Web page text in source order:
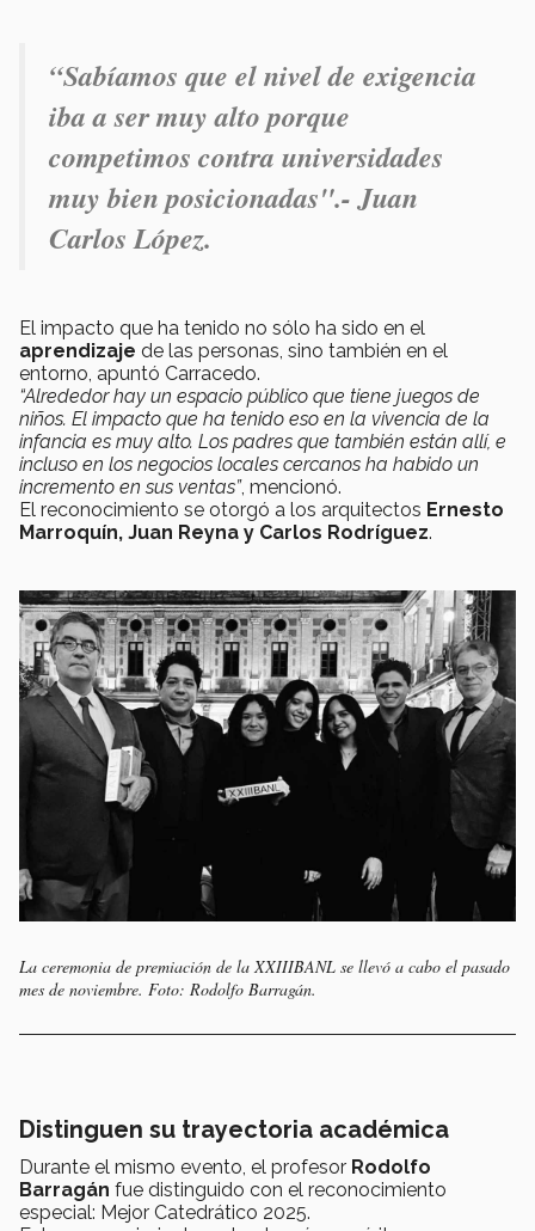
“Sabíamos que el nivel de exigencia
iba a ser muy alto porque
competimos contra universidades
muy bien posicionadas".- Juan
Carlos López.
El impacto que ha tenido no sólo ha sido en el
aprendizaje de las personas, sino también en el
entorno, apuntó Carracedo.
“Alrededor hay un espacio público que tiene juegos de
niños. El impacto que ha tenido eso en la vivencia de la
infancia es muy alto. Los padres que también están allí, e
incluso en los negocios locales cercanos ha habido un
incremento en sus ventas”, mencionó.
El reconocimiento se otorgó a los arquitectos Ernesto
Marroquín, Juan Reyna y Carlos Rodríguez.
La ceremonia de premiación de la XXIIIBANL se llevó a cabo el pasado
mes de noviembre. Foto: Rodolfo Barragán.
Distinguen su trayectoria académica
Durante el mismo evento, el profesor Rodolfo
Barragán fue distinguido con el reconocimiento
especial: Mejor Catedrático 2025.